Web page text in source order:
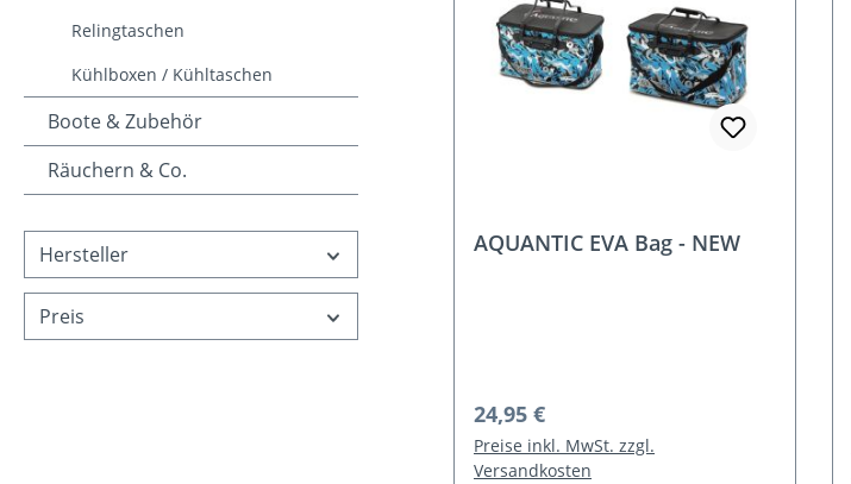
Relingtaschen
Kühlboxen / Kühltaschen
Boote & Zubehör
Räuchern & Co.
Hersteller
Preis
AQUANTIC EVA Bag - NEW
Regulärer Preis:
24,95 €
Preise inkl. MwSt. zzgl.
Versandkosten